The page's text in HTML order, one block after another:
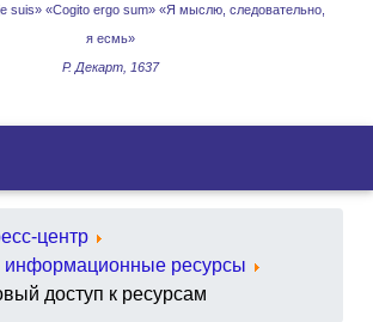
suis» «Cogito ergo sum» «Я мыслю, следовательно,
я есмь»
Р. Декарт, 1637
центр
ресурсы
доступ к ресурсам